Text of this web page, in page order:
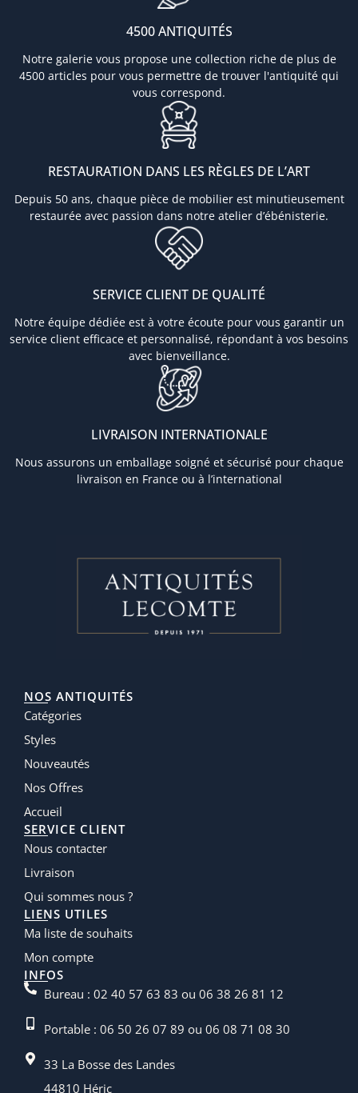
4500 ANTIQUITÉS
Notre galerie vous propose une collection riche de plus de
4500 articles pour vous permettre de trouver l'antiquité qui
vous correspond.
RESTAURATION DANS LES RÈGLES DE L’ART
Depuis 50 ans, chaque pièce de mobilier est minutieusement
restaurée avec passion dans notre atelier d’ébénisterie.
SERVICE CLIENT DE QUALITÉ
Notre équipe dédiée est à votre écoute pour vous garantir un
service client efficace et personnalisé, répondant à vos besoins
avec bienveillance.
LIVRAISON INTERNATIONALE
Nous assurons un emballage soigné et sécurisé pour chaque
livraison en France ou à l’international
NOS ANTIQUITÉS
Catégories
Styles
Nouveautés
Nos Offres
Accueil
SERVICE CLIENT
Nous contacter
Livraison
Qui sommes nous ?
LIENS UTILES
Ma liste de souhaits
Mon compte
INFOS
Bureau : 02 40 57 63 83 ou 06 38 26 81 12
Portable : 06 50 26 07 89 ou 06 08 71 08 30
33 La Bosse des Landes
44810 Héric